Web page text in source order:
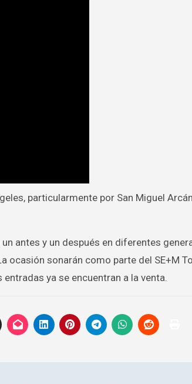
particularmente por San Miguel
antes y un después en diferentes
ocasión sonarán como parte del SE+M
ya se encuentran a la venta.